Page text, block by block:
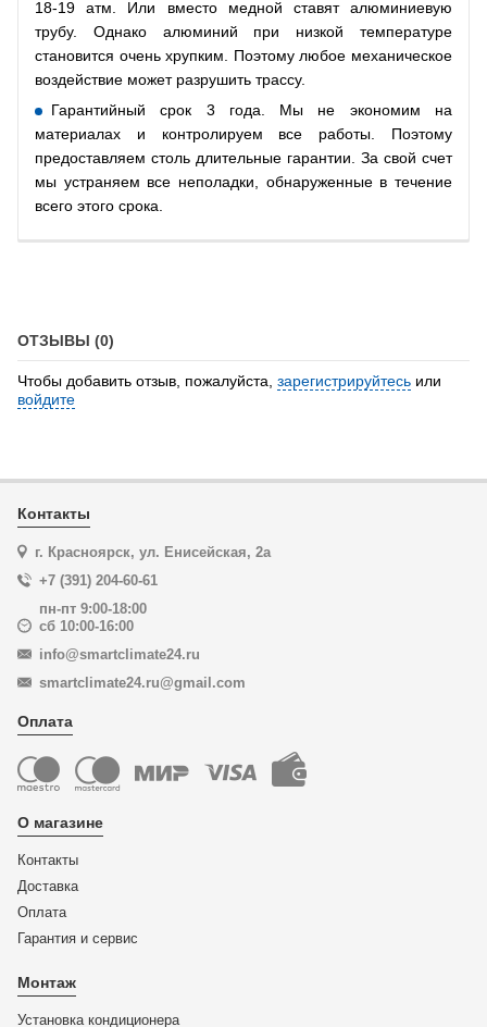
18-19 атм. Или вместо медной ставят алюминиевую
трубу. Однако алюминий при низкой температуре
становится очень хрупким. Поэтому любое механическое
воздействие может разрушить трассу.
Гарантийный срок 3 года. Мы не экономим на
материалах и контролируем все работы. Поэтому
предоставляем столь длительные гарантии. За свой счет
мы устраняем все неполадки, обнаруженные в течение
всего этого срока.
ОТЗЫВЫ (0)
Чтобы добавить отзыв, пожалуйста, зарегистрируйтесь или
войдите
Контакты
г. Красноярск, ул. Енисейская, 2а
+7 (391) 204-60-61
пн-пт 9:00-18:00
сб 10:00-16:00
info@smartclimate24.ru
smartclimate24.ru@gmail.com
Оплата
О магазине
Контакты
Доставка
Оплата
Гарантия и сервис
Монтаж
Установка кондиционера